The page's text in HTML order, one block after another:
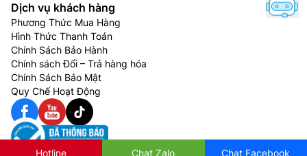
Dịch vụ khách hàng
Phương Thức Mua Hàng
Hình Thức Thanh Toán
Chính Sách Bảo Hành
Chính sách Đổi – Trả hàng hóa
Chính Sách Bảo Mật
Quy Chế Hoạt Động
Hotline Chat Zalo Chat Facebook